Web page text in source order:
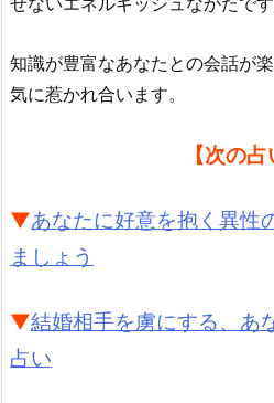
知識が豊富なあなたとの会話が
気に惹かれ合います。
【次の占
▼あなたに好意を抱く異性
ましょう
▼結婚相手を虜にする、あ
占い